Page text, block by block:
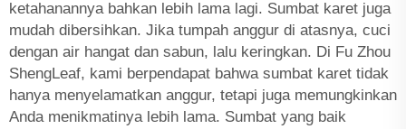
ketahanannya bahkan lebih lama lagi. Sumbat karet juga
mudah dibersihkan. Jika tumpah anggur di atasnya, cuci
dengan air hangat dan sabun, lalu keringkan. Di Fu Zhou
ShengLeaf, kami berpendapat bahwa sumbat karet tidak
hanya menyelamatkan anggur, tetapi juga memungkinkan
Anda menikmatinya lebih lama. Sumbat yang baik